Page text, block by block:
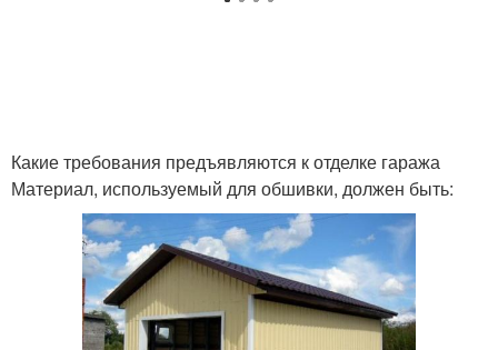
Какие требования предъявляются к отделке гаража
Материал, используемый для обшивки, должен быть: